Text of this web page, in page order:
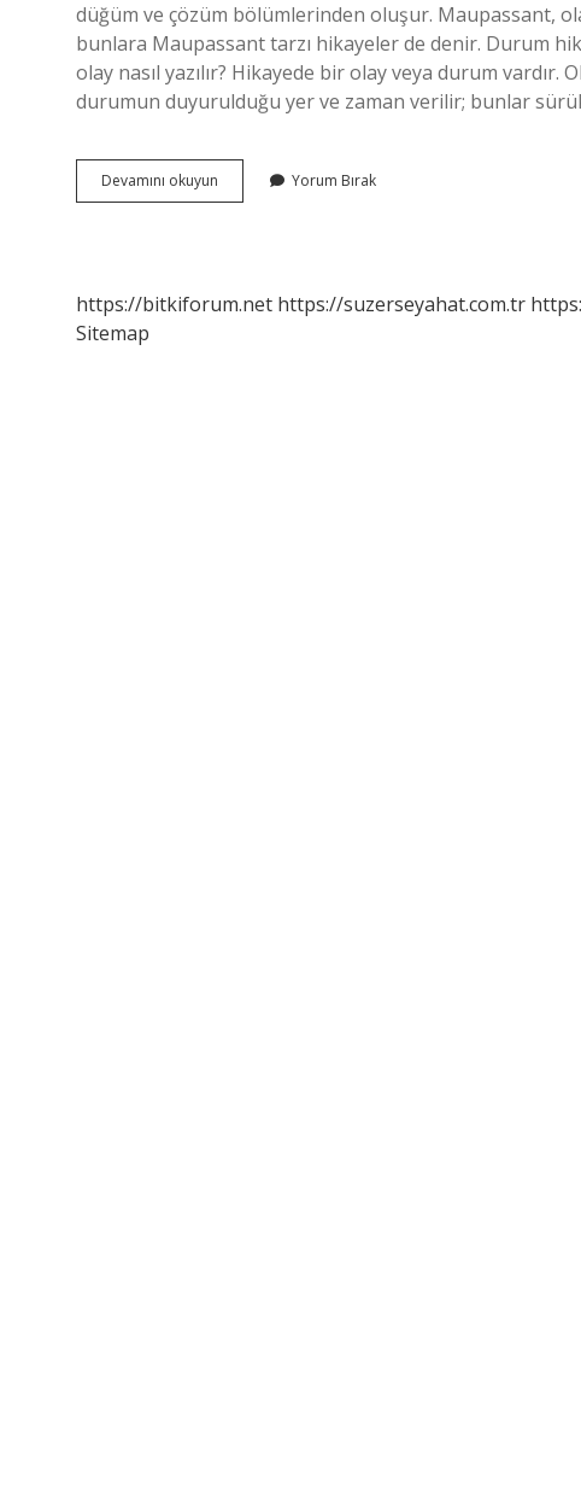
düğüm ve çözüm bölümlerinden oluşur. Maupassant,
bunlara Maupassant tarzı hikayeler de denir. Durum
olay nasıl yazılır? Hikayede bir olay veya durum vardır.
durumun duyurulduğu yer ve zaman verilir; bunlar
Devamını okuyun
Ne
Yorum Bırak
https://bitkiforum.net https://suzerseyahat.com.tr
Sitemap